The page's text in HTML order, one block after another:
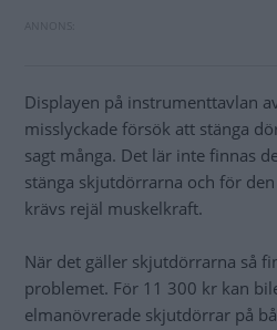
Displayen på instrumenttavlan
misslyckade försök att stänga
sagt många. Det lär inte finnas
stänga skjutdörrarna och för
krävs rejäl muskelkraft.
När det gäller skjutdörrarna så
problemet. För 11 300 kr kan
elmanövrerade skjutdörrar på